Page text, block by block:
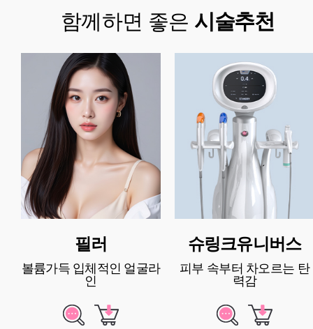
함께하면 좋은 시술추천
필러
볼륨가득 입체적인 얼굴라
인
슈링크유니버스
피부 속부터 차오르는 탄
력감